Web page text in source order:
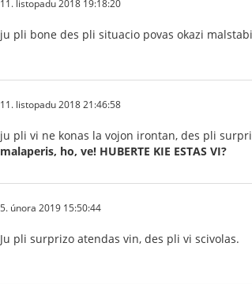
11. listopadu 2018 19:18:20
ju pli bone des pli situacio povas okazi
11. listopadu 2018 21:46:58
ju pli vi ne konas la vojon irontan, des pli
malaperis, ho, ve! HUBERTE KIE ESTAS VI?
5. února 2019 15:50:44
Ju pli surprizo atendas vin, des pli vi scivolas.